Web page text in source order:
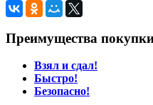
Преимущества
Взял и сдал!
Быстро!
Безопасно!